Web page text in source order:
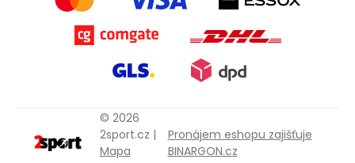
© 2026
2sport.cz |
Mapa
Pronájem eshopu zajišťuje
BINARGON.cz